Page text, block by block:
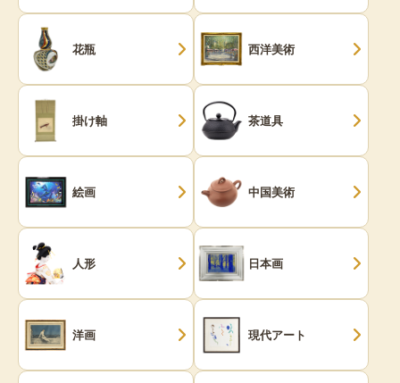
花瓶 西洋美術
掛け軸 茶道具
絵画 中国美術
人形 日本画
洋画 現代アート